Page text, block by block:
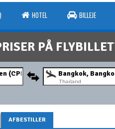
HOTEL BILLEJE
PÅ
Thailand
AFBESTILLER